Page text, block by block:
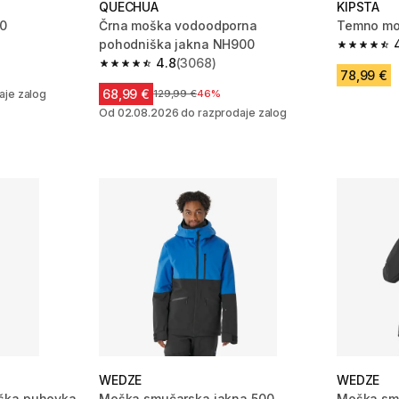
ocene
zalog
QUECHUA
Črna moška vodoodporna
pohodniška jakna NH900
4.8
4.8 od 5 zvezdic from 3068 ocene
(3068)
68,99 € Cena pred znižanjem
129,99 €46%
Od 02.08.2026 do razprodaje zalog
KIPSTA
Temno
4.7 od 5
78,99 €
WEDZE
WEDZE